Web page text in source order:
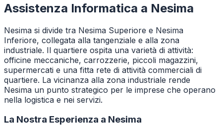
Assistenza Informatica a Nesima
Nesima si divide tra Nesima Superiore e Nesima
Inferiore, collegata alla tangenziale e alla zona
industriale. Il quartiere ospita una varietà di attività:
officine meccaniche, carrozzerie, piccoli magazzini,
supermercati e una fitta rete di attività commerciali di
quartiere. La vicinanza alla zona industriale rende
Nesima un punto strategico per le imprese che operano
nella logistica e nei servizi.
La Nostra Esperienza a Nesima